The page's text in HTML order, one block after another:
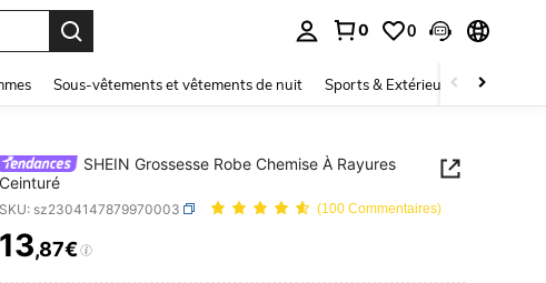
0 0
Sous-vêtements et vêtements de nuit Sports & Extérieur Enfants
SHEIN Grossesse Robe Chemise À Rayures
Ceinturé
SKU: sz2304147879970003 (100 Commentaires)
PRICE AND AVAILABILITY
13,87€